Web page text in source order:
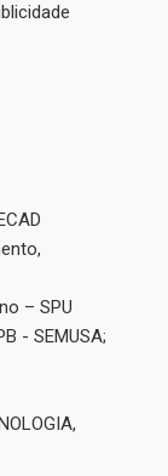
– SPU
- SEMUSA;